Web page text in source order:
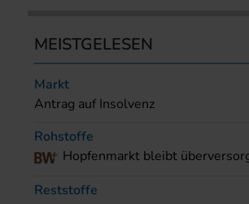
MEISTGELESEN
Markt
Antrag auf Insolvenz
Rohstoffe
Hopfenmarkt bleibt
Reststoffe